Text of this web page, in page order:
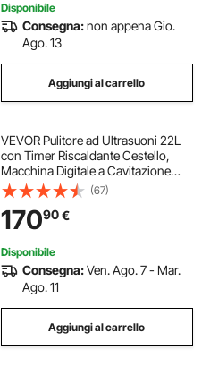
Disponibile
Consegna:non appena Gio.
Ago. 13
Aggiungi al carrello
VEVOR Pulitore ad Ultrasuoni 22L
con Timer Riscaldante Cestello,
Macchina Digitale a Cavitazione
Sonica, Pulitrice Ultrasuoni 480 W
per Strumenti di Orologi, Occhiali,
Monete, Utensili Metallici
(67)
17090€
Disponibile
Consegna:Ven. Ago. 7 - Mar.
Ago. 11
Aggiungi al carrello